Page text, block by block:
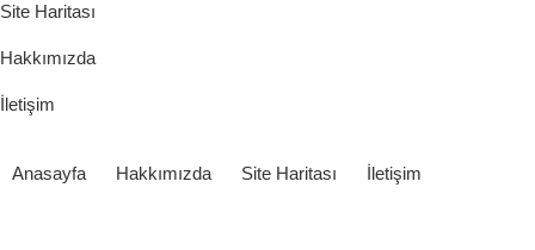
Site Haritası
Hakkımızda
İletişim
Anasayfa Hakkımızda Site Haritası İletişim